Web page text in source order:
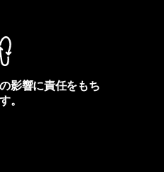
影響に責任をもち
。